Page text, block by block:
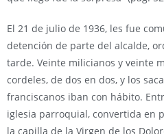
El 21 de julio de 1936, les fue
detención de parte del alcalde,
tarde. Veinte milicianos y veinte
cordeles, de dos en dos, y los
franciscanos iban con hábito.
iglesia parroquial, convertida en
la capilla de la Virgen de los